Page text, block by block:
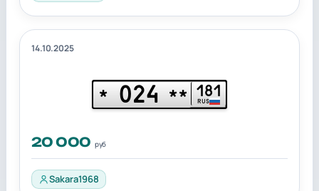
14.10.2025
* 024 ** 181
RUS
20 000 руб
Sakara1968